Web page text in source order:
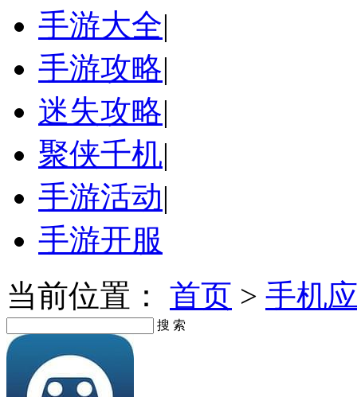
手游大全|
手游攻略|
迷失攻略|
聚侠千机|
手游活动|
手游开服
当前位置： 首页 > 手机
搜 索